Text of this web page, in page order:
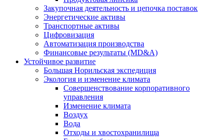
Закупочная деятельность и цепочка поставок
Энергетические активы
Транспортные активы
Цифровизация
Автоматизация производства
Финансовые результаты (MD&A)
Устойчивое развитие
Большая Норильская экспедиция
Экология и изменение климата
Совершенствование корпоративного
управления
Изменение климата
Воздух
Вода
Отходы и хвостохранилища